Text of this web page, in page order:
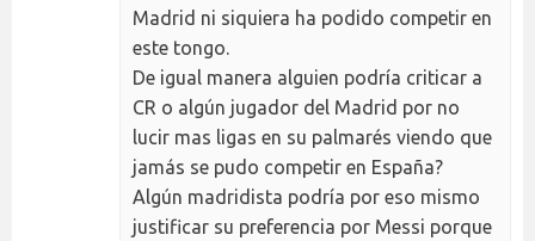
Madrid ni siquiera ha podido competir en
este tongo.
De igual manera alguien podría criticar a
CR o algún jugador del Madrid por no
lucir mas ligas en su palmarés viendo que
jamás se pudo competir en España?
Algún madridista podría por eso mismo
justificar su preferencia por Messi porque